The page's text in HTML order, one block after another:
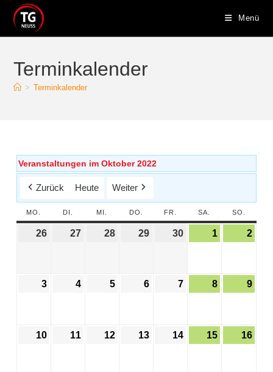
Menü
Terminkalender
> Terminkalender
Veranstaltungen im Oktober 2022
Zurück Heute Weiter
MO. DI. MI. DO. FR. SA. SO.
26 27 28 29 30 1 2
3 4 5 6 7 8 9
10 11 12 13 14 15 16